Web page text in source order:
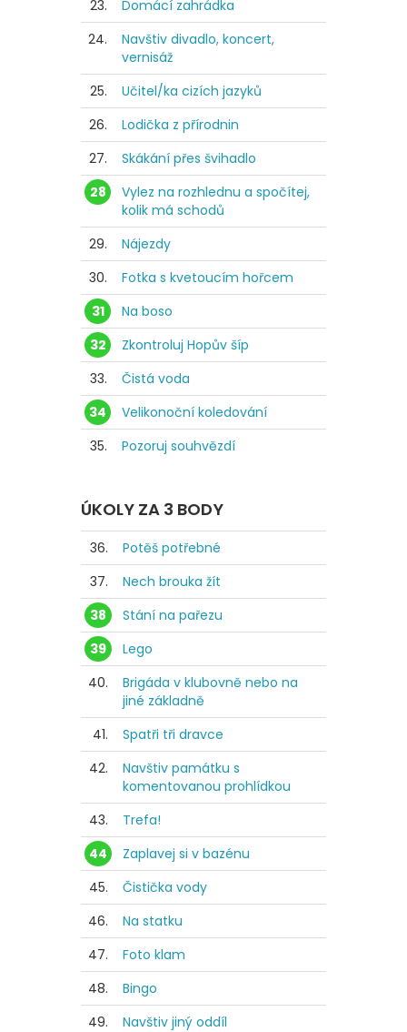
23.
Domácí zahrádka
24.
Navštiv divadlo, koncert,
vernisáž
25.
Učitel/ka cizích jazyků
26.
Lodička z přírodnin
27.
Skákání přes švihadlo
28
Vylez na rozhlednu a spočítej,
kolik má schodů
29.
Nájezdy
30.
Fotka s kvetoucím hořcem
31
Na boso
32
Zkontroluj Hopův šíp
33.
Čistá voda
34
Velikonoční koledování
35.
Pozoruj souhvězdí
ÚKOLY ZA 3 BODY
36.
Potěš potřebné
37.
Nech brouka žít
38
Stání na pařezu
39
Lego
40.
Brigáda v klubovně nebo na
jiné základně
41.
Spatři tři dravce
42.
Navštiv památku s
komentovanou prohlídkou
43.
Trefa!
44
Zaplavej si v bazénu
45.
Čistička vody
46.
Na statku
47.
Foto klam
48.
Bingo
49.
Navštiv jiný oddíl